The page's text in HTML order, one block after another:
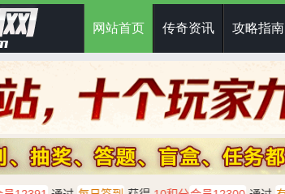
网站首页 传奇资讯 攻略指南